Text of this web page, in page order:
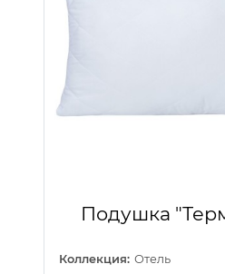
Подушка
Коллекция: Отель